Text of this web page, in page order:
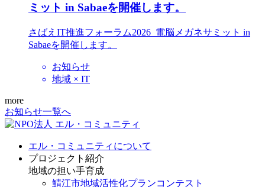
ミット in Sabaeを開催します。
さばえIT推進フォーラム2026_電脳メガネサミット in
Sabaeを開催します。
お知らせ
地域 × IT
more
お知らせ一覧へ
エル・コミュニティについて
プロジェクト紹介
地域の担い手育成
鯖江市地域活性化プランコンテスト